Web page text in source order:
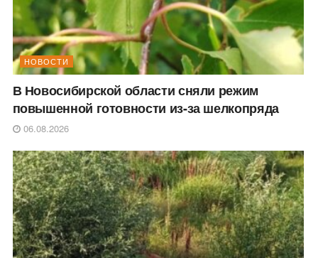
НОВОСТИ
В Новосибирской области сняли режим
повышенной готовности из-за шелкопряда
06.08.2026